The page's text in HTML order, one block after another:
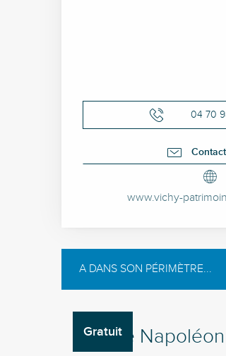
04 70
www.vichy-
A DANS SON PÉRIMÈTRE...
Gratuit
Galerie Napoléon